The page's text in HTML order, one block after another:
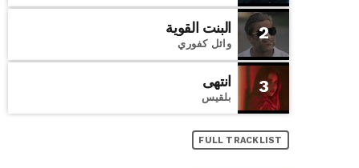
2 البنت القوية
وائل كفوري
3 انتهى
بلقيس
FULL TRACKLIST